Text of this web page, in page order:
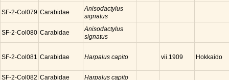
SF-2-Col079 Carabidae
Anisodactylus
signatus
SF-2-Col080 Carabidae
Anisodactylus
signatus
SF-2-Col081 Carabidae Harpalus capito vii.1909 Hokkaido
SF-2-Col082 Carabidae
Harpalus capito